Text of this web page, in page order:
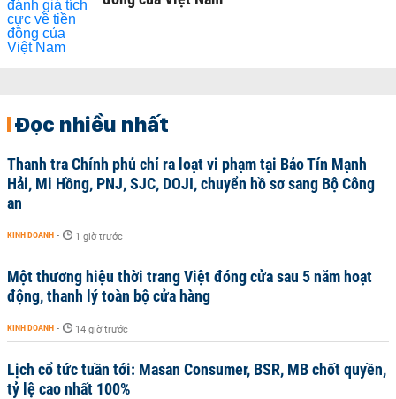
Đọc nhiều nhất
Thanh tra Chính phủ chỉ ra loạt vi phạm tại Bảo Tín Mạnh
Hải, Mi Hồng, PNJ, SJC, DOJI, chuyển hồ sơ sang Bộ Công
an
KINH DOANH - 1 giờ trước
Một thương hiệu thời trang Việt đóng cửa sau 5 năm hoạt
động, thanh lý toàn bộ cửa hàng
KINH DOANH - 14 giờ trước
Lịch cổ tức tuần tới: Masan Consumer, BSR, MB chốt quyền,
tỷ lệ cao nhất 100%